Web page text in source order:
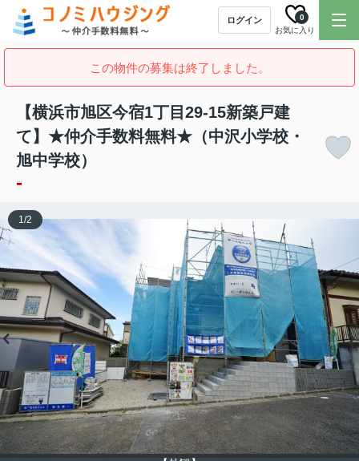
ログイン
お気に入り
0
この物件の募集は終了しました。
【横浜市旭区今宿1丁目29-15新築戸建
て】★仲介手数料無料★（中沢小学校・
旭中学校）
-
1/2